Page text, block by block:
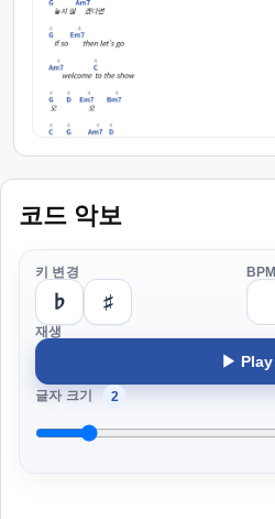
코드 악보
키 변경
♭ ♯
BPM
재생
▶ Play
글자 크기 2